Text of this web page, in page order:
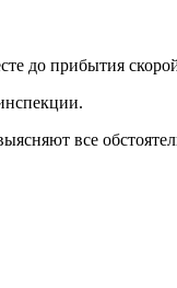
до прибытия
все